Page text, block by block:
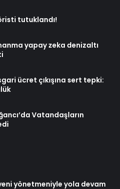
tutuklandı!
yapay zeka denizaltı
ücret çıkışına sert tepki:
Vatandaşların
yönetmeniyle yola devam